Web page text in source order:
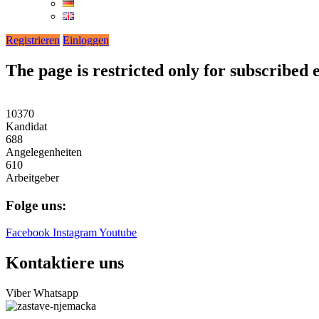
Registrieren Einloggen
The page is restricted only for subscribed
10370
Kandidat
688
Angelegenheiten
610
Arbeitgeber
Folge uns:
Facebook InstagramYoutube
Kontaktiere uns
Viber Whatsapp